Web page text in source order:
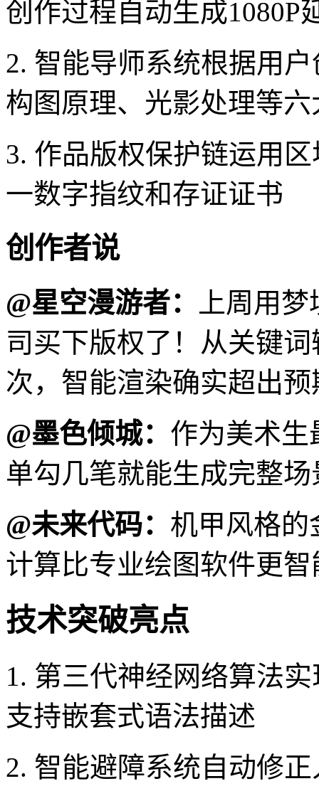
创作过程自动生成1080P
2. 智能导师系统根据用
构图原理、光影处理等
3. 作品版权保护链运用
一数字指纹和存证证书
创作者说
@星空漫游者：
上周用
司买下版权了！从关键
次，智能渲染确实超出预
@墨色倾城： 作为美术生
单勾几笔就能生成完整
@未来代码： 机甲风格的
计算比专业绘图软件更
技术突破亮点
1. 第三代神经网络算法
支持嵌套式语法描述
2. 智能避障系统自动修